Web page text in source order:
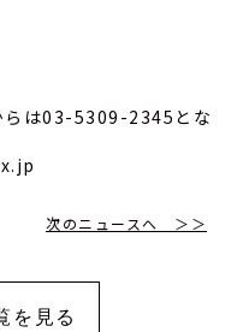
らは03-5309-2345とな
次のニュースへ ＞＞
を見る